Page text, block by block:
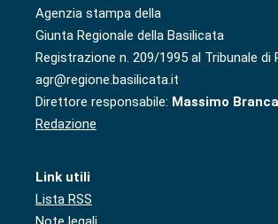
Agenzia stampa della
Giunta Regionale della Basilicata
Registrazione n. 209/1995 al Tribunale di
agr@regione.basilicata.it
Direttore responsabile: Massimo
Redazione
Link utili
Lista RSS